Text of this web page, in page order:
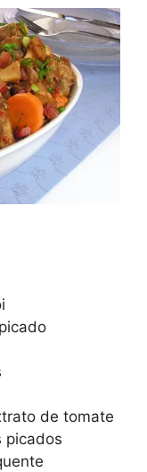
de tomate
picados